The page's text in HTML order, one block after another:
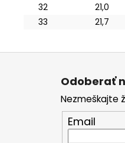
32
21,0
33
21,7
Odoberať
Nezmeškajte
Email